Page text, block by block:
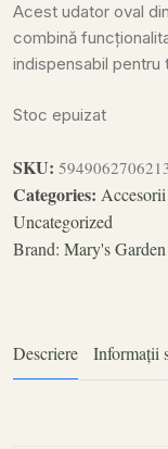
Acest udator oval
combină
indispensabil pentru
Stoc epuizat
SKU:
Categories:
Uncategorized
Brand: Mary's
Descriere Informații